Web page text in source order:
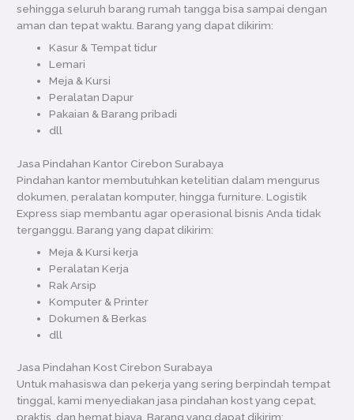
sehingga seluruh barang rumah tangga bisa sampai dengan
aman dan tepat waktu. Barang yang dapat dikirim:
Kasur & Tempat tidur
Lemari
Meja & Kursi
Peralatan Dapur
Pakaian & Barang pribadi
dll
Jasa Pindahan Kantor Cirebon Surabaya
Pindahan kantor membutuhkan ketelitian dalam mengurus
dokumen, peralatan komputer, hingga furniture. Logistik
Express siap membantu agar operasional bisnis Anda tidak
terganggu. Barang yang dapat dikirim:
Meja & Kursi kerja
Peralatan Kerja
Rak Arsip
Komputer & Printer
Dokumen & Berkas
dll
Jasa Pindahan Kost Cirebon Surabaya
Untuk mahasiswa dan pekerja yang sering berpindah tempat
tinggal, kami menyediakan jasa pindahan kost yang cepat,
praktis, dan hemat biaya. Barang yang dapat dikirim: